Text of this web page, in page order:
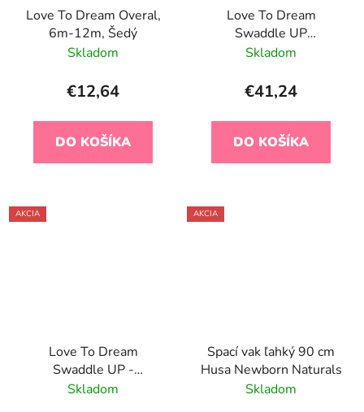
Love To Dream Overal,
6m-12m, Šedý
Skladom
€12,64
DO KOŠÍKA
Love To Dream
Swaddle UP
Zavinovačka veľ. M
Bambusová viskóza
Skladom
€41,24
DO KOŠÍKA
AKCIA
Love To Dream
Swaddle UP -
Zavinovačka, veľkosť M
Skladom
AKCIA
Spací vak ľahký 90 cm
Husa Newborn Naturals
Skladom